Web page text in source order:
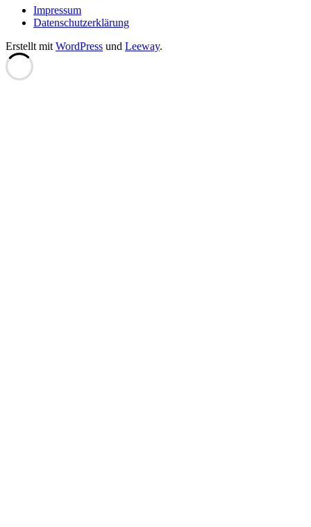
Impressum
Datenschutzerklärung
Erstellt mit WordPress und Leeway.